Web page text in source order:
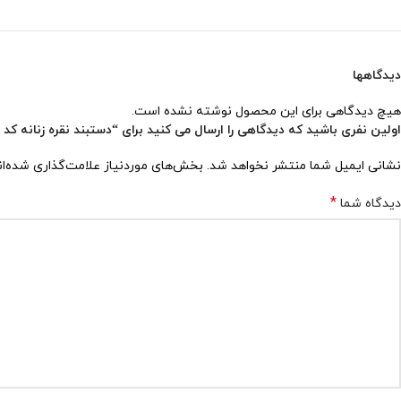
دیدگاهها
هیچ دیدگاهی برای این محصول نوشته نشده است.
اولین نفری باشید که دیدگاهی را ارسال می کنید برای “دستبند نقره زنانه کد ۱۵۶۸”
نشانی ایمیل شما منتشر نخواهد شد. بخش‌های موردنیاز علامت‌گذاری
دیدگاه شما *